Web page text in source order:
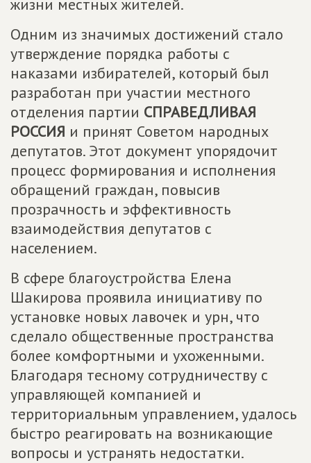
жизни местных жителей.
Одним из значимых достижений стало
утверждение порядка работы с
наказами избирателей, который был
разработан при участии местного
отделения партии СПРАВЕДЛИВАЯ
РОССИЯ и принят Советом народных
депутатов. Этот документ упорядочит
процесс формирования и исполнения
обращений граждан, повысив
прозрачность и эффективность
взаимодействия депутатов с
населением.
В сфере благоустройства Елена
Шакирова проявила инициативу по
установке новых лавочек и урн, что
сделало общественные пространства
более комфортными и ухоженными.
Благодаря тесному сотрудничеству с
управляющей компанией и
территориальным управлением, удалось
быстро реагировать на возникающие
вопросы и устранять недостатки.